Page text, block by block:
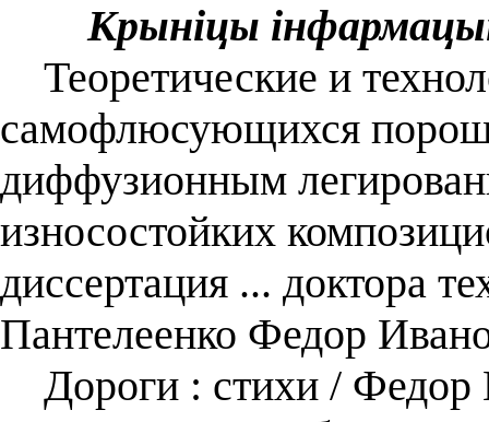
Крыніцы
Теоретические и
самофлюсующихся
диффузионным
износостойких
диссертация ... доктора
Пантелеенко Федор
Дороги : cтихи / Федор